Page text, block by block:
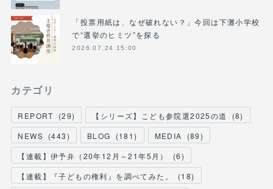
「投票用紙は、なぜ破れない？」今回は下灘小学校
で“選挙のヒミツ”を探る
2026.07.24 15:00
カテゴリ
REPORT (29) 【シリーズ】こども参院選2025の道 (8)
NEWS (443) BLOG (181) MEDIA (89)
【連載】伊予弁（20年12月～21年5月）
(6)
【連載】『子どもの権利』を調べてみた。
(18)